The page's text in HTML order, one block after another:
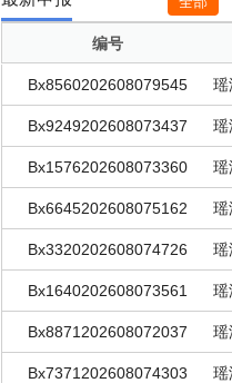
编号
Bx8560202608079545
Bx9249202608073437
Bx1576202608073360
Bx6645202608075162
Bx3320202608074726
Bx1640202608073561
Bx8871202608072037
Bx7371202608074303